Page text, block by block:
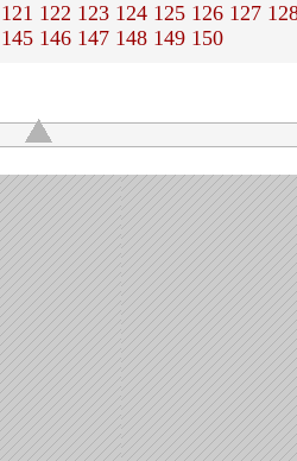
121 122 123 124 125 126 127
145 146 147 148 149 150